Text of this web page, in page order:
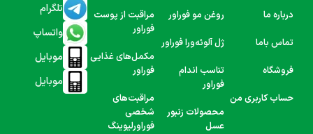
درباره ما
تماس باما
فروشگاه
حساب کاربری من
روغن مو فوراور
ژل آلوئه‌ورا فوراور
تناسب اندام
فوراور
محصولات زنبور
عسل
مراقبت از پوست
فوراور
مکمل‌های غذایی
فوراور
مراقبت‌های
شخصی
فوراورلیوینگ
تلگرام
واتساپ
موبایل
موبایل